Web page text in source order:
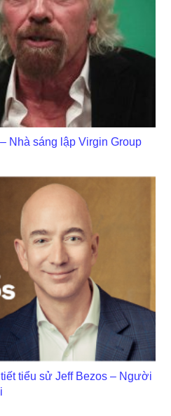
Nhà sáng lập Virgin Group
tiểu sử Jeff Bezos – Người